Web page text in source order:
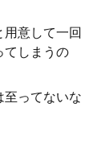
用意して一回
てしまうの
至ってないな